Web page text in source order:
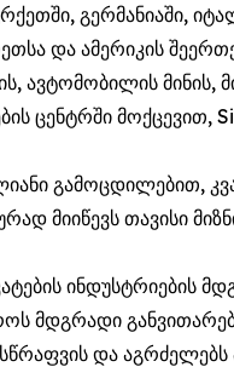
გერმანიაში,
და ამერიკის
ავტომობილის
ცენტრში მოქცევით,
გამოცდილებით,
მიიწევს თავისი
ინდუსტრიების
მდგრადი
და